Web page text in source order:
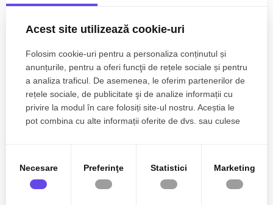
Bogdan Pelinar
0770 902 704
Esti interesat de aceasta proprietate ?
Acest site utilizează cookie-uri
Folosim cookie-uri pentru a personaliza conținutul și
anunțurile, pentru a oferi funcţii de rețele sociale și pentru
a analiza traficul. De asemenea, le oferim partenerilor de
rețele sociale, de publicitate şi de analize informații cu
privire la modul în care folosiți site-ul nostru. Aceștia le
pot combina cu alte informații oferite de dvs. sau culese
Necesare Preferinţe Statistici Marketing